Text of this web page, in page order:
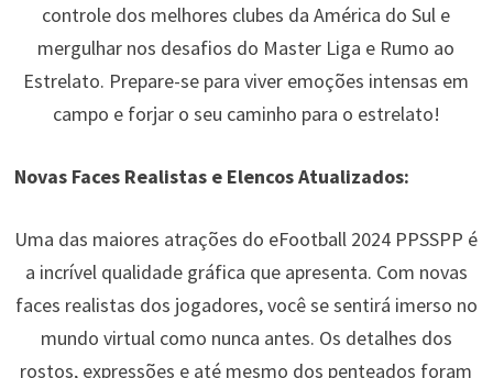
controle dos melhores clubes da América do Sul e
mergulhar nos desafios do Master Liga e Rumo ao
Estrelato. Prepare-se para viver emoções intensas em
campo e forjar o seu caminho para o estrelato!
Novas Faces Realistas e Elencos Atualizados:
Uma das maiores atrações do eFootball 2024 PPSSPP é
a incrível qualidade gráfica que apresenta. Com novas
faces realistas dos jogadores, você se sentirá imerso no
mundo virtual como nunca antes. Os detalhes dos
rostos, expressões e até mesmo dos penteados foram